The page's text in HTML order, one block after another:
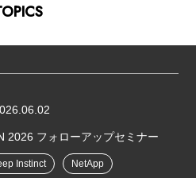
フォローアップセミナー
Instinct NetApp